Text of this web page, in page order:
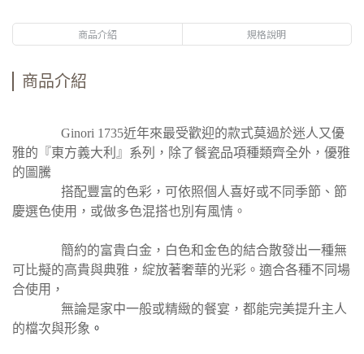
商品介紹 規格說明
商品介紹
Ginori 1735近年來最受歡迎的款式莫過於迷人又優
雅的『東方義大利』系列，除了餐瓷品項種類齊全外，優雅
的圖騰
搭配豐富的色彩，可依照個人喜好或不同季節、節
慶選色使用，或做多色混搭也別有風情。
簡約的富貴白金，白色和金色的結合散發出一種無
可比擬的高貴與典雅，綻放著奢華的光彩。適合各種不同場
合使用，
無論是家中一般或精緻的餐宴，都能完美提升主人
的檔次與形象 。